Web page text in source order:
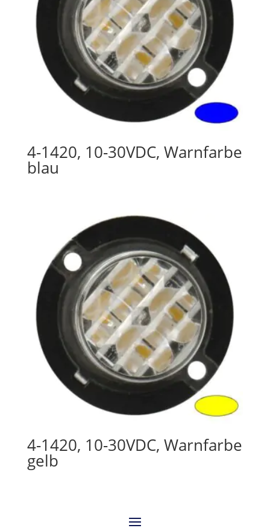
4-1420, 10-30VDC, Warnfarbe
blau
4-1420, 10-30VDC, Warnfarbe
gelb